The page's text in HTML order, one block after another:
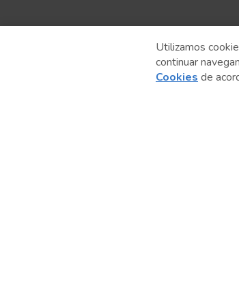
Utilizamos
continuar
Cookies de